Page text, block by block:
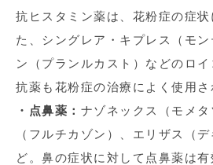
抗ヒスタミン薬は、花粉症の症状
た、シングレア・キプレス（モ
ン（プランルカスト）などのロ
抗薬も花粉症の治療によく使用さ
・点鼻薬： ナゾネックス（モメ
（フルチカゾン）、エリザス（
ど。鼻の症状に対して点鼻薬は